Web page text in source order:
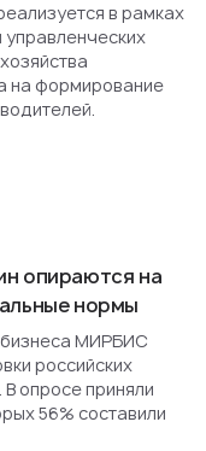
в рамках
управленческих
на формирование
опираются на
нормы
МИРБИС
российских
опросе приняли
56% составили